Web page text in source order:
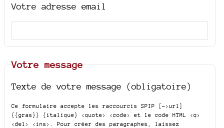
Votre adresse email
Votre message
Texte de votre message (obligatoire)
Ce formulaire accepte les raccourcis SPIP
[->url]
{{gras}} {italique} <quote> <code>
et le code HTML <q>
<del> <ins>
. Pour créer des paragraphes, laissez